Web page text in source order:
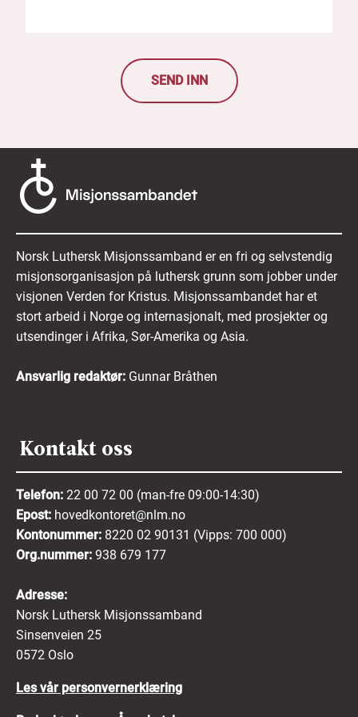
kontakte oss på e-post. Vi kommer da til å fjerne
søknaden og slette personopplysningene som er
forbundet med søknaden fra
rekrutteringssystemet.
Erklærer du at du har lest, forstått og
akseptert retningslinjene ovenfor.
din er fullstendige og riktige.
Samtykker du til behandling og
ivaretakelse av de innsendte
opplysningene.
Mer informasjon om hvordan vi behandler dine
SEND INN
Norsk Luthersk Misjonssamband er en fri og selvstendig
misjonsorganisasjon på luthersk grunn som jobber under
visjonen Verden for Kristus. Misjonssambandet har et
stort arbeid i Norge og internasjonalt, med prosjekter og
utsendinger i Afrika, Sør-Amerika og Asia.
Ansvarlig redaktør: Gunnar Bråthen
Kontakt oss
Telefon: 22 00 72 00 (man-fre 09:00-14:30)
Epost: hovedkontoret@nlm.no
Kontonummer: 8220 02 90131 (Vipps: 700 000)
Org.nummer: 938 679 177
Adresse:
Norsk Luthersk Misjonssamband
Sinsenveien 25
0572 Oslo
Les vår personvernerklæring